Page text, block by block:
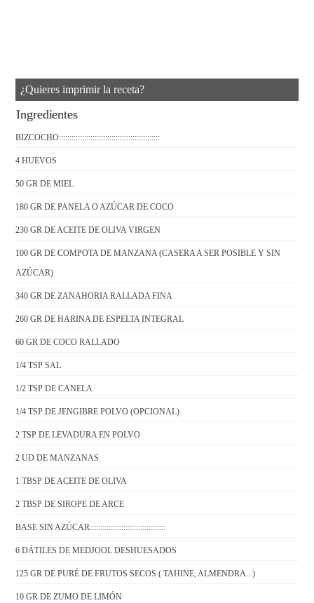
¿Quieres imprimir la receta?
Ingredientes
BIZCOCHO::::::::::::::::::::::::::::::::::::::::::::::::
4 HUEVOS
50 GR DE MIEL
180 GR DE PANELA O AZÚCAR DE COCO
230 GR DE ACEITE DE OLIVA VIRGEN
100 GR DE COMPOTA DE MANZANA (CASERA A SER POSIBLE Y SIN
AZÚCAR)
340 GR DE ZANAHORIA RALLADA FINA
260 GR DE HARINA DE ESPELTA INTEGRAL
60 GR DE COCO RALLADO
1/4 TSP SAL
1/2 TSP DE CANELA
1/4 TSP DE JENGIBRE POLVO (OPCIONAL)
2 TSP DE LEVADURA EN POLVO
2 UD DE MANZANAS
1 TBSP DE ACEITE DE OLIVA
2 TBSP DE SIROPE DE ARCE
BASE SIN AZÚCAR::::::::::::::::::::::::::::::::::::
6 DÁTILES DE MEDJOOL DESHUESADOS
125 GR DE PURÉ DE FRUTOS SECOS ( TAHINE, ALMENDRA...)
10 GR DE ZUMO DE LIMÓN